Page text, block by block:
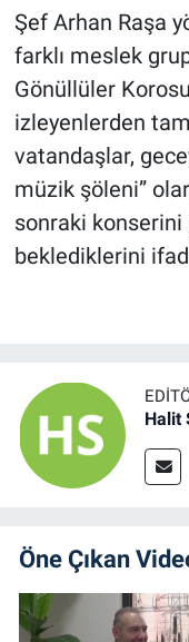
Şef Arhan Raşa
farklı meslek
Gönüllüler
izleyenlerden
vatandaşlar,
müzik şöleni”
sonraki
beklediklerini
Halit
Öne Çıkan